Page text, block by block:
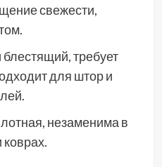
свежести,
требует
для штор и
незаменима в